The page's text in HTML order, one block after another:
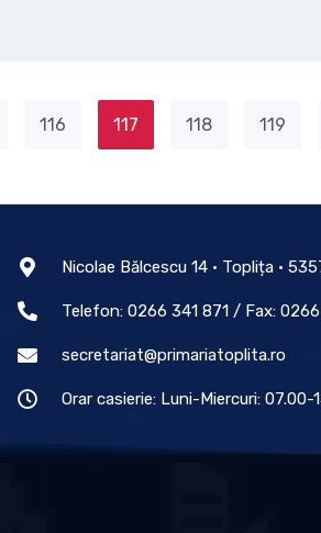
116 117 118 119
Nicolae Bălcescu 14 • Toplița •
Telefon: 0266 341 871 / Fax:
secretariat@primariatoplita.ro
Orar casierie: Luni-Miercuri: